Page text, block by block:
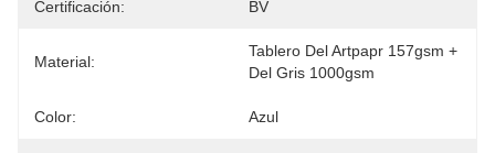
Certificación: BV
Material:
Tablero Del Artpapr 157gsm +
Del Gris 1000gsm
Color: Azul